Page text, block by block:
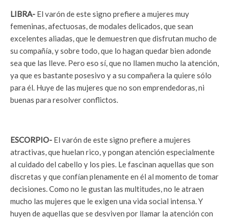
LIBRA- El varón de este signo prefiere a mujeres muy
femeninas, afectuosas, de modales delicados, que sean
excelentes aliadas, que le demuestren que disfrutan mucho de
su compañía, y sobre todo, que lo hagan quedar bien adonde
sea que las lleve. Pero eso sí, que no llamen mucho la atención,
ya que es bastante posesivo y a su compañera la quiere sólo
para él. Huye de las mujeres que no son emprendedoras, ni
buenas para resolver conflictos.
ESCORPIO- El varón de este signo prefiere a mujeres
atractivas, que huelan rico, y pongan atención especialmente
al cuidado del cabello y los pies. Le fascinan aquellas que son
discretas y que confían plenamente en él al momento de tomar
decisiones. Como no le gustan las multitudes, no le atraen
mucho las mujeres que le exigen una vida social intensa. Y
huyen de aquellas que se desviven por llamar la atención con